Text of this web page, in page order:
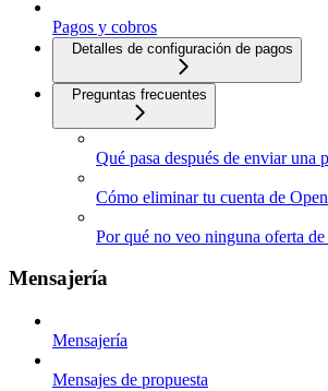
Pagos y cobros
Detalles de configuración de pagos
Preguntas frecuentes
Qué pasa después de enviar una
Cómo eliminar tu cuenta de
Por qué no veo ninguna oferta
Mensajería
Mensajería
Mensajes de propuesta